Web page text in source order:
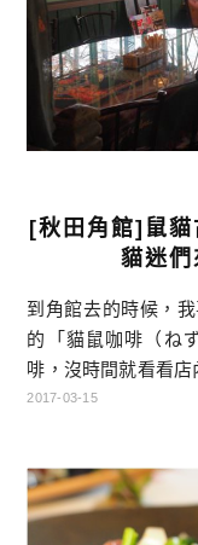
[秋田角館]鼠
貓迷
到角館去的時候，
的「貓鼠咖啡（ね
啡，沒時間就看看
店名很特別，叫做
啡館，他們本來住
館作為第二人生的
2017-03-15